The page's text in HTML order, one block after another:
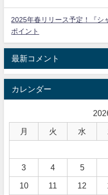
2025年春リリース予定！『シ
ポイント
最新コメント
カレンダー
月 火 水
3 4 5
10 11 12